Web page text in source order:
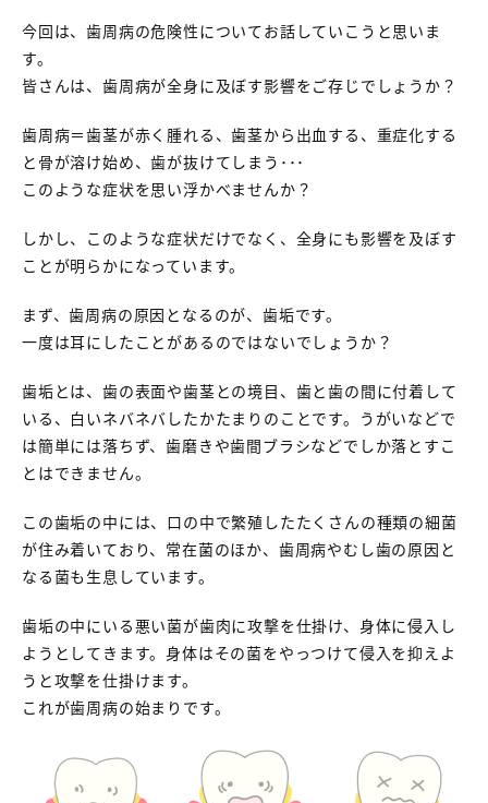
今回は、歯周病の危険性についてお話していこうと思いま
す。
皆さんは、歯周病が全身に及ぼす影響をご存じでしょうか？
歯周病＝歯茎が赤く腫れる、歯茎から出血する、重症化する
と骨が溶け始め、歯が抜けてしまう･･･
このような症状を思い浮かべませんか？
しかし、このような症状だけでなく、全身にも影響を及ぼす
ことが明らかになっています。
まず、歯周病の原因となるのが、歯垢です。
一度は耳にしたことがあるのではないでしょうか？
歯垢とは、歯の表面や歯茎との境目、歯と歯の間に付着して
いる、白いネバネバしたかたまりのことです。うがいなどで
は簡単には落ちず、歯磨きや歯間ブラシなどでしか落とすこ
とはできません。
この歯垢の中には、口の中で繁殖したたくさんの種類の細菌
が住み着いており、常在菌のほか、歯周病やむし歯の原因と
なる菌も生息しています。
歯垢の中にいる悪い菌が歯肉に攻撃を仕掛け、身体に侵入し
ようとしてきます。身体はその菌をやっつけて侵入を抑えよ
うと攻撃を仕掛けます。
これが歯周病の始まりです。